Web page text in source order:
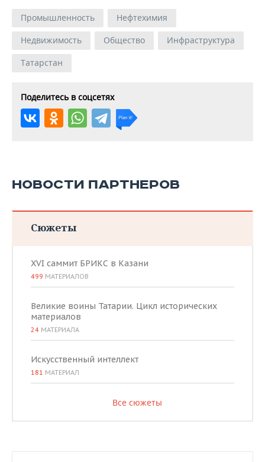
Промышленность
Нефтехимия
Недвижимость
Общество
Инфраструктура
Татарстан
Поделитесь в соцсетях
НОВОСТИ ПАРТНЕРОВ
Сюжеты
XVI саммит БРИКС в Казани
499 МАТЕРИАЛОВ
Великие воины Татарии. Цикл исторических
материалов
24 МАТЕРИАЛА
Искусственный интеллект
181 МАТЕРИАЛ
Все сюжеты